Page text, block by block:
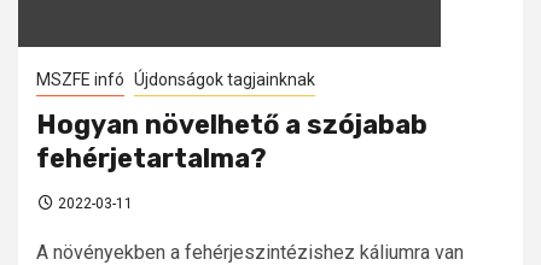
MSZFE infó Újdonságok tagjainknak
Hogyan növelhető a szójabab
fehérjetartalma?
2022-03-11
A növényekben a fehérjeszintézishez káliumra van